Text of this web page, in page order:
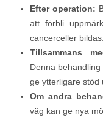
Efter operation:
att förbli
cancerceller bildas.
Tillsammans
Denna
ge ytterligare stöd
Om andra
väg kan ge nya